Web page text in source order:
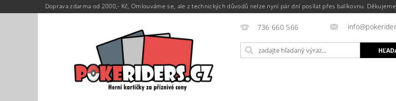
Doprava zdarma od 2000,- Kč, Omlouváme se, ale z technických důvodů nelze nyní pár dní posílat přes balíkovnu.
736 660 566